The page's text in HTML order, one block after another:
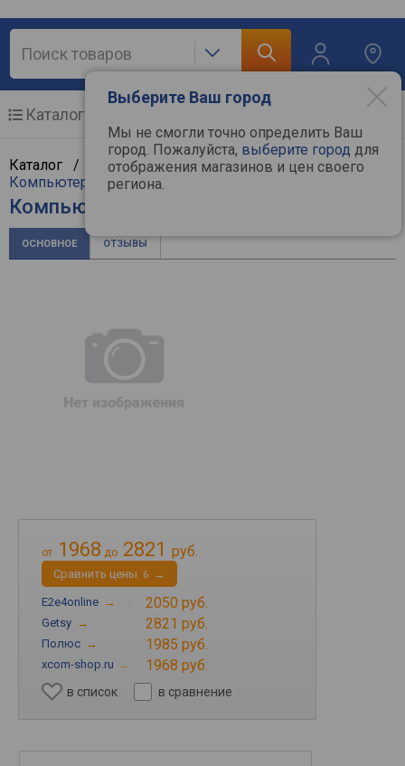
Выберите Ваш город
Мы не смогли точно определить Ваш
город. Пожалуйста, выберите город для
отображения магазинов и цен своего
региона.
Каталог
Каталог / Компьютерная техника/ Мультимедиа
Компьютерные колонки
Компьютерные колонки Sven SPS-575
ОСНОВНОЕ ОТЗЫВЫ
от 1968 до 2821 руб.
Cравнить цены 6 →
E2e4online → 2050 руб.
Getsy → 2821 руб.
Полюс → 1985 руб.
xcom-shop.ru → 1968 руб.
в список в сравнение